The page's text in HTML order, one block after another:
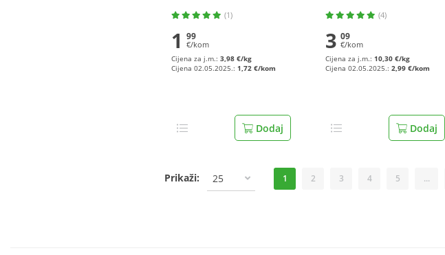
(1)
1 99
€/kom
Cijena za j.m.: 3,98 €/kg
Cijena 02.05.2025.: 1,72 €/kom
Dodaj
(4)
3 09
€/kom
Cijena za j.m.: 10,30 €/kg
Cijena 02.05.2025.: 2,99 €/kom
Dodaj
Prikaži: 25 1 2 3 4 5 ...